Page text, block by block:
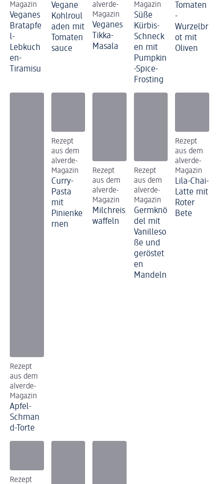
Magazin
Veganes
Bratapfe
l-
Lebkuch
en-
Tiramisu
Vegane
Kohlroul
aden mit
Tomaten
sauce
alverde-
Magazin
Veganes
Tikka-
Masala
Magazin
Süße
Kürbis-
Schneck
en mit
Pumpkin
-Spice-
Frosting
Tomaten
-
Wurzelbr
ot mit
Oliven
Rezept
aus dem
alverde-
Magazin
Apfel-
Schman
d-Torte
Rezept
aus dem
alverde-
Magazin
Curry-
Pasta
mit
Pinienke
rnen
Rezept
aus dem
alverde-
Magazin
Milchreis
waffeln
Rezept
aus dem
alverde-
Magazin
Germknö
del mit
Vanilleso
ße und
geröstet
en
Mandeln
Rezept
aus dem
alverde-
Magazin
Lila-Chai-
Latte mit
Roter
Bete
Rezept